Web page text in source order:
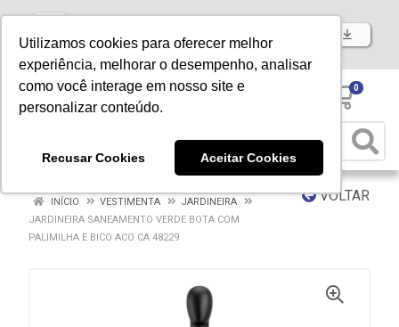
Utilizamos cookies para oferecer melhor
experiência, melhorar o desempenho, analisar
como você interage em nosso site e
personalizar conteúdo.
Recusar Cookies Aceitar Cookies
Baixe já nosso APP
0
VOLTAR
INÍCIO VESTIMENTA
JARDINEIRA
JARDINEIRA SANEAMENTO VERDE BOTA COM
PALIMILHA E BICO ACO CA 48229